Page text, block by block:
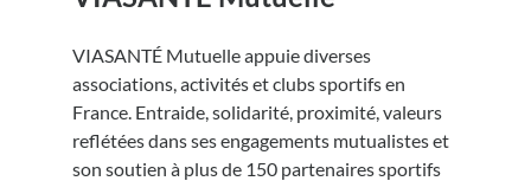
VIASANTÉ Mutuelle appuie diverses
associations, activités et clubs sportifs en
France. Entraide, solidarité, proximité, valeurs
reflétées dans ses engagements mutualistes et
son soutien à plus de 150 partenaires sportifs